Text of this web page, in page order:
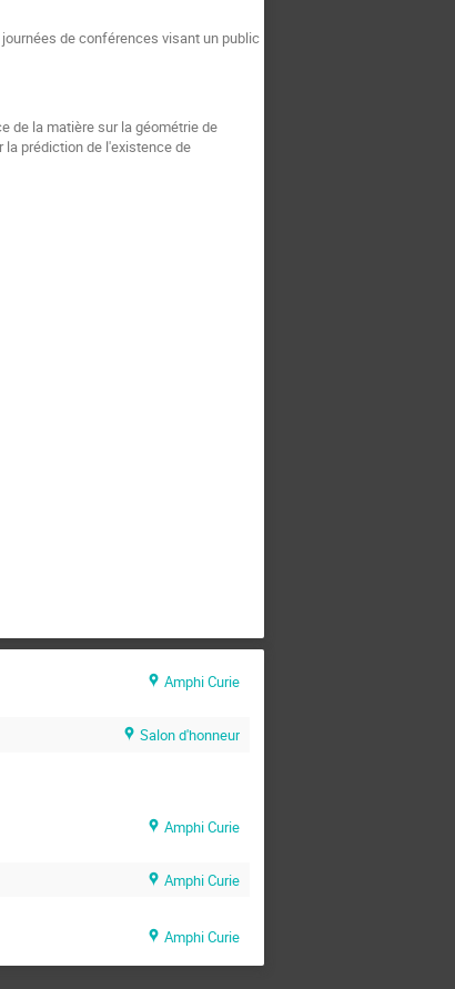
de conférences visant un public
de la matière sur la géométrie de
prédiction de l'existence de
Amphi Curie
Salon d'honneur
Amphi Curie
Amphi Curie
Amphi Curie